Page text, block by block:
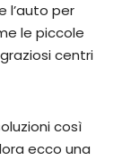
l’auto per
le piccole
centri
così
ecco una